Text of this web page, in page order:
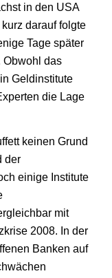
in den USA
darauf folgte
Tage später
Obwohl das
Geldinstitute
die Lage
keinen Grund
der
einige Institute
mit
2008. In der
Banken auf